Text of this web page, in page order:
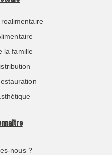
la famille
nous ?